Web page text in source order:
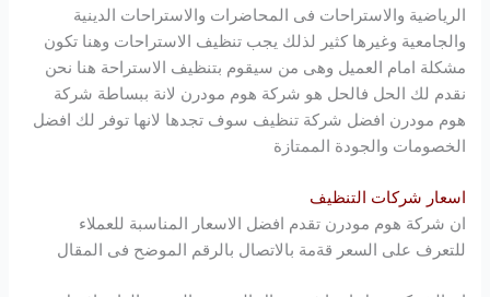
الرياضية والاستراحات فى المحاضرات والاستراحات الدينية
والجامعية وغيرها كثير لذلك يجب تنظيف الاستراحات وهنا تكون
مشكلة امام العميل وهى من سيقوم بتنظيف الاستراحة هنا نحن
نقدم لك الحل فالحل هو شركةهوم مودرنلانة ببساطة شركة
هوم مودرنافضل شركة تنظيف سوف تجدها لانها توفر لك افضل
الخصومات والجودة الممتازة
اسعار شركات التنظيف
ان شركةهوم مودرنتقدم افضل الاسعار المناسبة للعملاء
للتعرف على السعر قةمة بالاتصال بالرقم الموضح فى المقال